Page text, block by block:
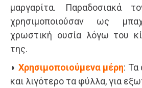
μαργαρίτα. Παραδοσιακά
χρησιμοποιούσαν ως
χρωστική ουσία λόγω του
της.
◗ Χρησιμοποιούμενα μέρη: Τα
και λιγότερο τα φύλλα, για